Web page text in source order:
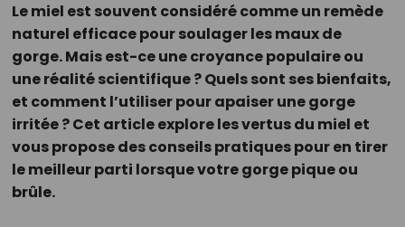
Le miel est souvent considéré comme un remède
naturel efficace pour soulager les maux de
gorge. Mais est-ce une croyance populaire ou
une réalité scientifique ? Quels sont ses bienfaits,
et comment l’utiliser pour apaiser une gorge
irritée ? Cet article explore les vertus du miel et
vous propose des conseils pratiques pour en tirer
le meilleur parti lorsque votre gorge pique ou
brûle.